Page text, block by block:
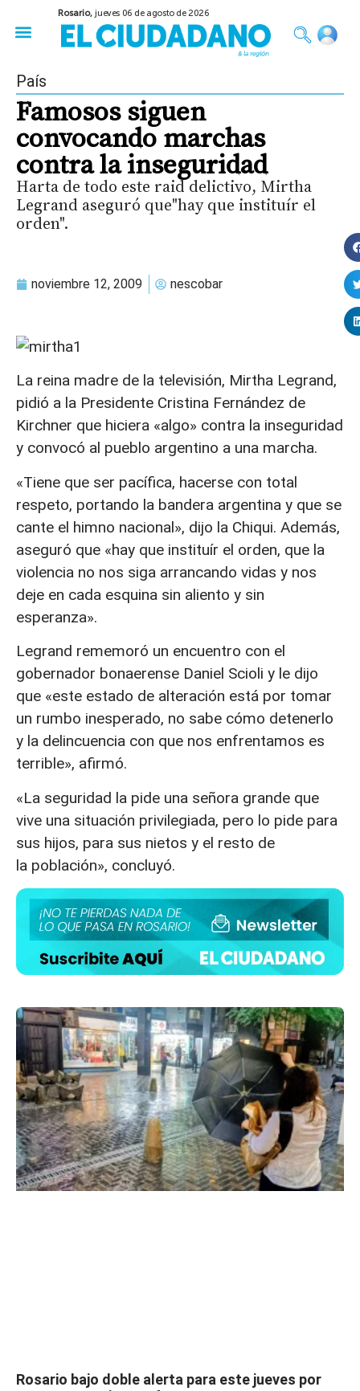
Rosario,jueves 06 de agosto de 2026
País
Famosos siguen
convocando marchas
contra la inseguridad
Harta de todo este raid delictivo, Mirtha
Legrand aseguró que"hay que instituír el
orden".
noviembre 12, 2009 nescobar
La reina madre de la televisión, Mirtha Legrand,
pidió a la Presidente Cristina Fernández de
Kirchner que hiciera «algo» contra la inseguridad
y convocó al pueblo argentino a una marcha.
«Tiene que ser pacífica, hacerse con total
respeto, portando la bandera argentina y que se
cante el himno nacional», dijo la Chiqui. Además,
aseguró que «hay que instituír el orden, que la
violencia no nos siga arrancando vidas y nos
deje en cada esquina sin aliento y sin
esperanza».
Legrand rememoró un encuentro con el
gobernador bonaerense Daniel Scioli y le dijo
que «este estado de alteración está por tomar
un rumbo inesperado, no sabe cómo detenerlo
y la delincuencia con que nos enfrentamos es
terrible», afirmó.
«La seguridad la pide una señora grande que
vive una situación privilegiada, pero lo pide para
sus hijos, para sus nietos y el resto de
la población», concluyó.
Rosario bajo doble alerta para este jueves por